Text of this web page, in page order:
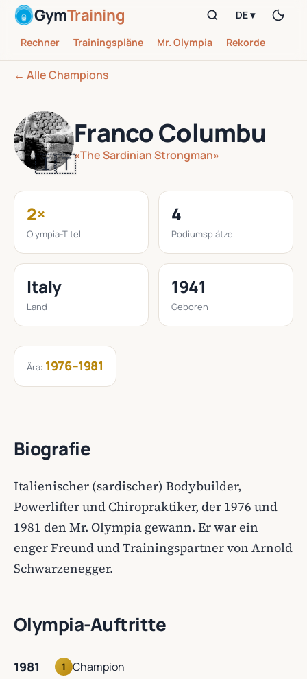
GymTraining
Rechner Trainingspläne Mr. Olympia Rekorde
DE ▾
← Alle Champions
🇮🇹
Franco Columbu
«The Sardinian Strongman»
2×
Olympia-Titel
4
Podiumsplätze
Italy
Land
1941
Geboren
Ära: 1976–1981
Biografie
Italienischer (sardischer) Bodybuilder,
Powerlifter und Chiropraktiker, der 1976 und
1981 den Mr. Olympia gewann. Er war ein
enger Freund und Trainingspartner von Arnold
Schwarzenegger.
Olympia-Auftritte
1981 1 Champion